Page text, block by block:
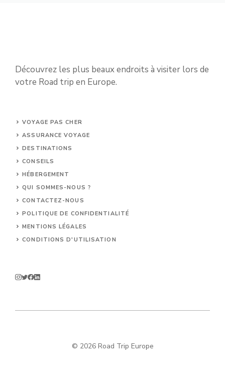
Découvrez les plus beaux endroits à visiter lors de
votre Road trip en Europe.
VOYAGE PAS CHER
ASSURANCE VOYAGE
DESTINATIONS
CONSEILS
HÉBERGEMENT
QUI SOMMES-NOUS ?
CONTACTEZ-NOUS
POLITIQUE DE CONFIDENTIALITÉ
MENTIONS LÉGALES
CONDITIONS D'UTILISATION
© 2026 Road Trip Europe